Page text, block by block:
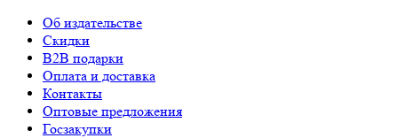
Об издательстве
Скидки
B2B подарки
Оплата и доставка
Контакты
Оптовые предложения
Госзакупки